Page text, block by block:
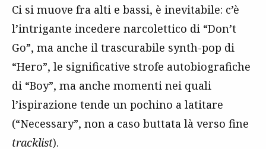
Ci si muove fra alti e bassi, è inevitabile: c’è
l’intrigante incedere narcolettico di “Don’t
Go”, ma anche il trascurabile synth-pop di
“Hero”, le significative strofe autobiografiche
di “Boy”, ma anche momenti nei quali
l’ispirazione tende un pochino a latitare
(“Necessary”, non a caso buttata là verso fine
tracklist).